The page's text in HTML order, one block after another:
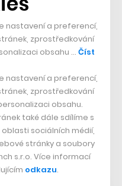
nám jdou naproti.
zvládne možná jeden.
pracují za dvacet
jeden člověk ku
a za rok to možná
nastavení a preferencí,
zprostředkování
obsahu … Číst
nastavení a preferencí,
zprostředkování
obsahu.
také dále sdílíme s
sociálních médií,
stránky a soubory
s.r.o. Více informací
odkazu.